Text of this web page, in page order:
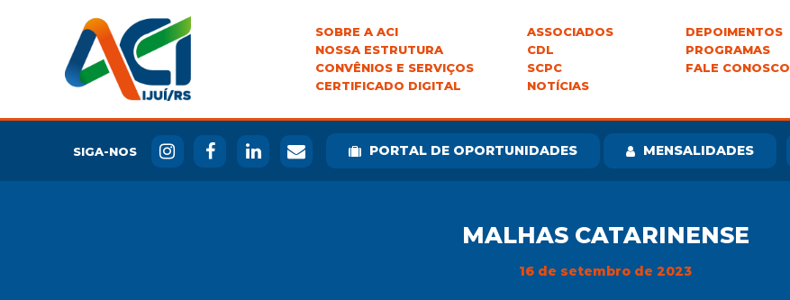
SOBRE A ACI
NOSSA ESTRUTURA
CONVÊNIOS E SERVIÇOS
CERTIFICADO DIGITAL
ASSOCIADOS
CDL
SCPC
NOTÍCIAS
DEPOIMENTOS
PROGRAMAS
FALE CONOSCO
SIGA-NOS PORTAL DE OPORTUNIDADES MENSALIDADES
MALHAS CATARINENSE
16 de setembro de 2023